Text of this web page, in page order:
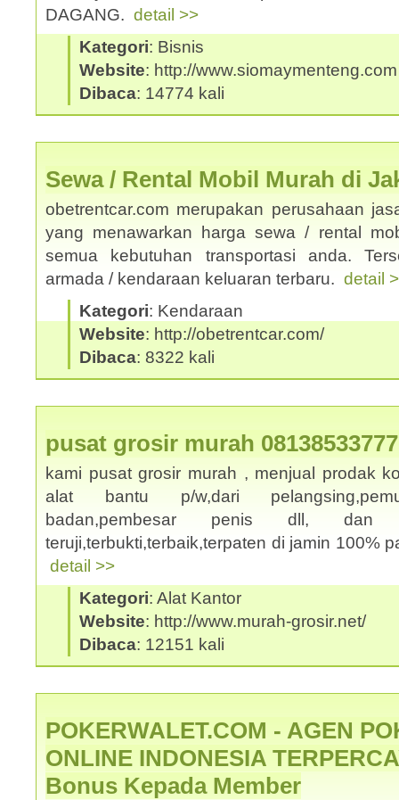
DAGANG. detail >>
Kategori: Bisnis
Website: http://www.siomaymenteng.com
Dibaca: 14774 kali
Sewa / Rental Mobil Murah di
obetrentcar.com merupakan perusahaan
yang menawarkan harga sewa / rental
semua kebutuhan transportasi anda.
armada / kendaraan keluaran terbaru. detail
Kategori: Kendaraan
Website: http://obetrentcar.com/
Dibaca: 8322 kali
pusat grosir murah
kami pusat grosir murah , menjual prodak
alat bantu p/w,dari
badan,pembesar penis dll,
teruji,terbukti,terbaik,terpaten di jamin 100%
detail >>
Kategori: Alat Kantor
Website: http://www.murah-grosir.net/
Dibaca: 12151 kali
POKERWALET.COM - AGEN
ONLINE INDONESIA
Bonus Kepada Member